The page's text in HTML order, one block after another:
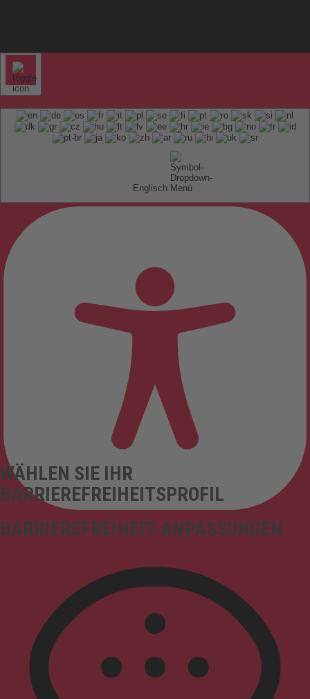
Englisch
BARRIEREFREIHEIT-ANPASSUNGEN
WÄHLEN SIE IHR
BARRIEREFREIHEITSPROFIL